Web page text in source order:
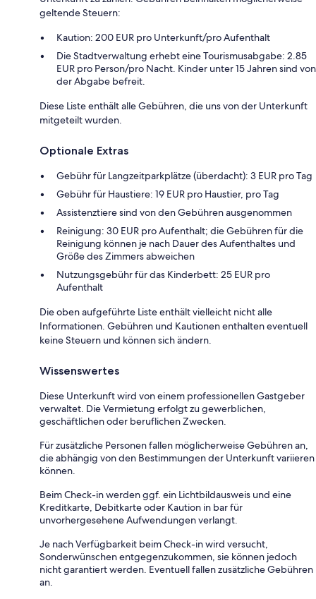
geltende Steuern:
Kaution: 200 EUR pro Unterkunft/pro Aufenthalt
Die Stadtverwaltung erhebt eine Tourismusabgabe: 2.85
EUR pro Person/pro Nacht. Kinder unter 15 Jahren sind von
der Abgabe befreit.
Diese Liste enthält alle Gebühren, die uns von der Unterkunft
mitgeteilt wurden.
Optionale Extras
Gebühr für Langzeitparkplätze (überdacht): 3 EUR pro Tag
Gebühr für Haustiere: 19 EUR pro Haustier, pro Tag
Assistenztiere sind von den Gebühren ausgenommen
Reinigung: 30 EUR pro Aufenthalt; die Gebühren für die
Reinigung können je nach Dauer des Aufenthaltes und
Größe des Zimmers abweichen
Nutzungsgebühr für das Kinderbett: 25 EUR pro
Aufenthalt
Die oben aufgeführte Liste enthält vielleicht nicht alle
Informationen. Gebühren und Kautionen enthalten eventuell
keine Steuern und können sich ändern.
Wissenswertes
Diese Unterkunft wird von einem professionellen Gastgeber
verwaltet. Die Vermietung erfolgt zu gewerblichen,
geschäftlichen oder beruflichen Zwecken.
Für zusätzliche Personen fallen möglicherweise Gebühren an,
die abhängig von den Bestimmungen der Unterkunft variieren
können.
Beim Check-in werden ggf. ein Lichtbildausweis und eine
Kreditkarte, Debitkarte oder Kaution in bar für
unvorhergesehene Aufwendungen verlangt.
Je nach Verfügbarkeit beim Check-in wird versucht,
Sonderwünschen entgegenzukommen, sie können jedoch
nicht garantiert werden. Eventuell fallen zusätzliche Gebühren
an.